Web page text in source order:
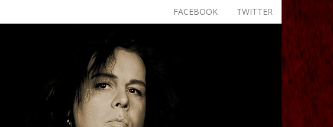
TWITTER
FACEBOOK